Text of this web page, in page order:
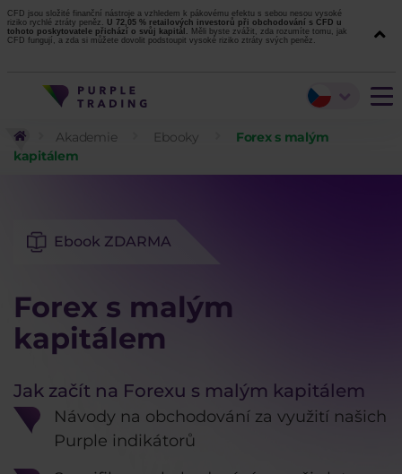
CFD jsou složité finanční nástroje a vzhledem k pákovému efektu s sebou nesou vysoké
riziko rychlé ztráty peněz. U 72,05 % retailových investorů při obchodování s CFD u
tohoto poskytovatele přichází o svůj kapitál. Měli byste zvážit, zda rozumíte tomu, jak
CFD fungují, a zda si můžete dovolit podstoupit vysoké riziko ztráty svých peněz.
Akademie Ebooky
Forex s malým
kapitálem​
Ebook ZDARMA
Forex s malým
kapitálem​
Jak začít na Forexu s malým kapitálem​
Návody na obchodování za využití našich
Purple indikátorů